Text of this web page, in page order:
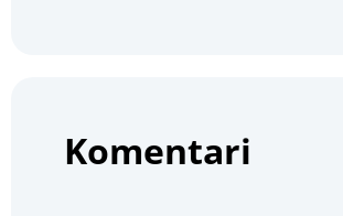
Komentari